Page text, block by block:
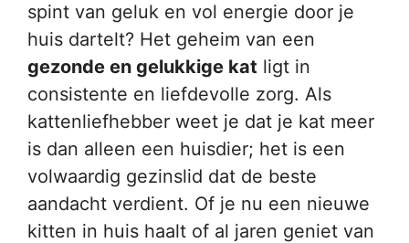
spint van geluk en vol energie door je
huis dartelt? Het geheim van een
gezonde en gelukkige kat ligt in
consistente en liefdevolle zorg. Als
kattenliefhebber weet je dat je kat meer
is dan alleen een huisdier; het is een
volwaardig gezinslid dat de beste
aandacht verdient. Of je nu een nieuwe
kitten in huis haalt of al jaren geniet van